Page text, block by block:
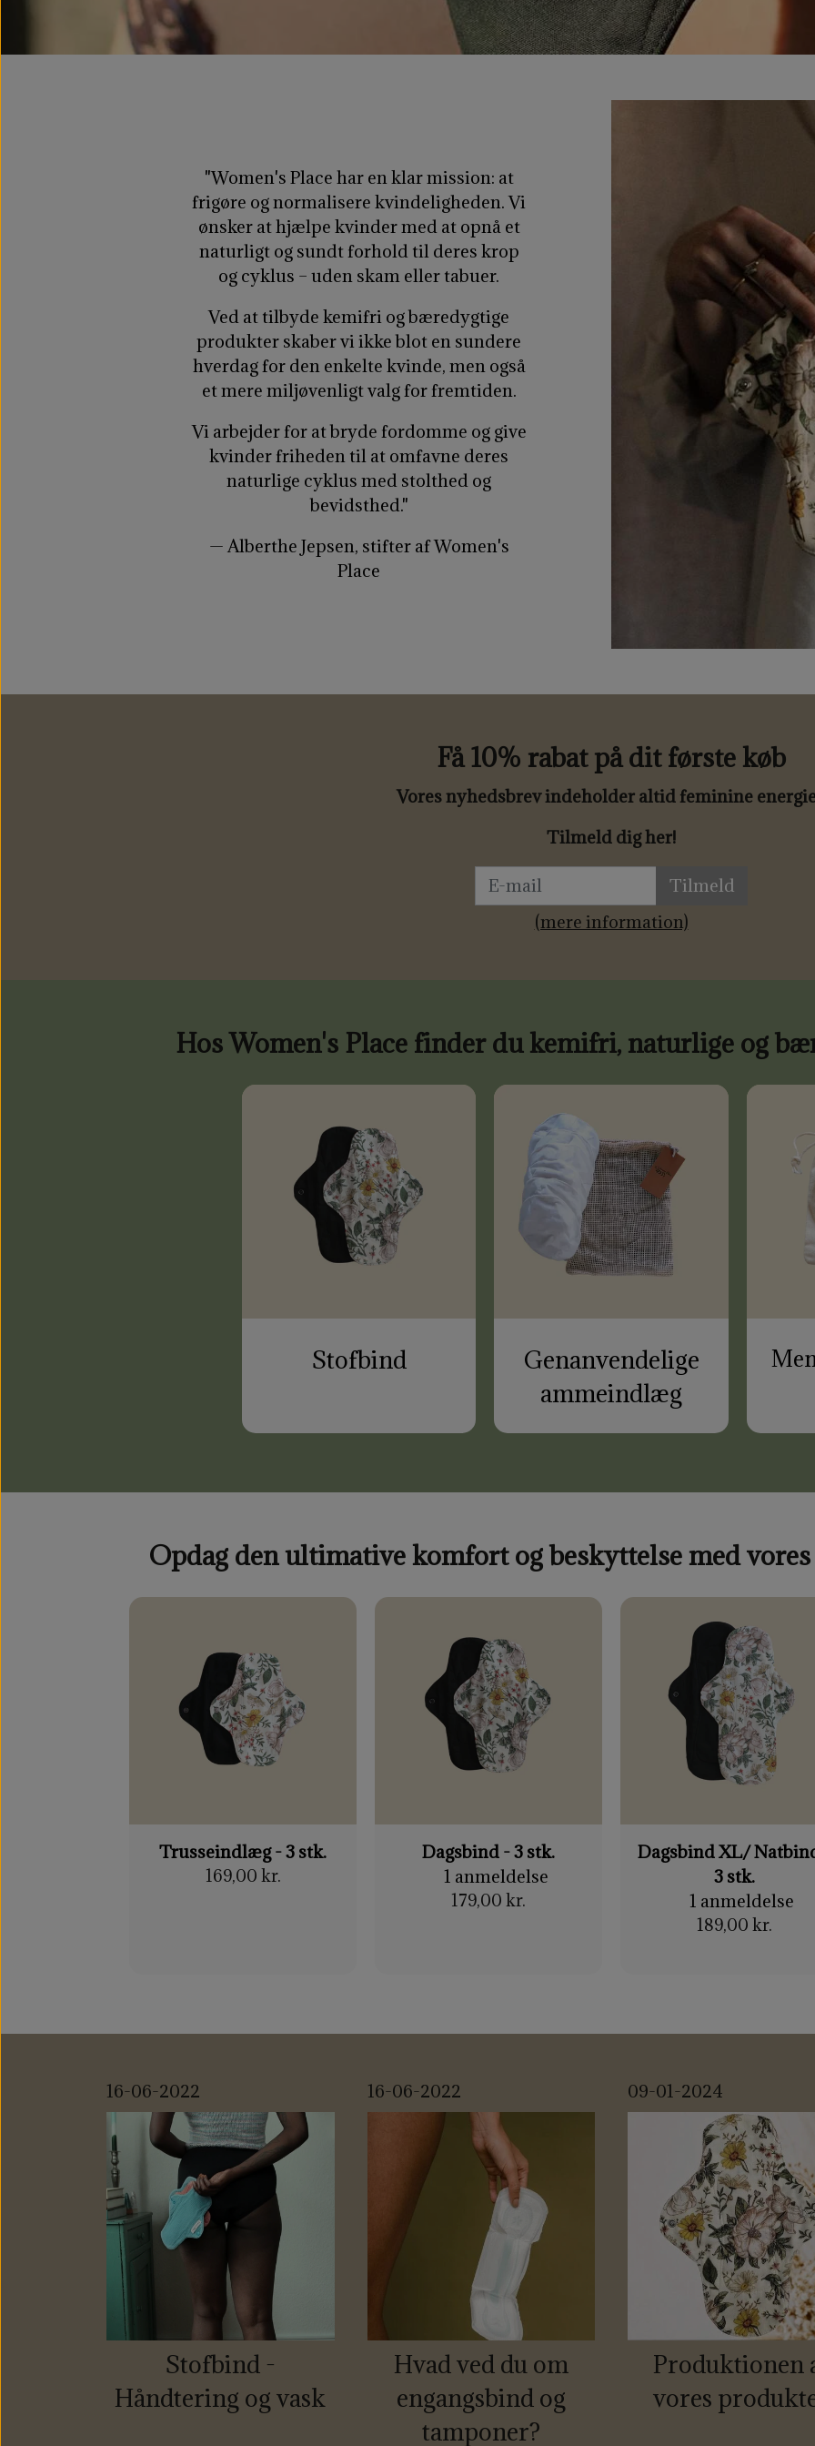
"Women's Place har en klar mission: at
frigøre og normalisere kvindeligheden. Vi
ønsker at hjælpe kvinder med at opnå et
naturligt og sundt forhold til deres krop
og cyklus – uden skam eller tabuer.
Ved at tilbyde kemifri og bæredygtige
produkter skaber vi ikke blot en sundere
hverdag for den enkelte kvinde, men også
et mere miljøvenligt valg for fremtiden.
Vi arbejder for at bryde fordomme og give
kvinder friheden til at omfavne deres
naturlige cyklus med stolthed og
bevidsthed."
— Alberthe Jepsen, stifter af Women's
Place
Få 10% rabat på dit første køb
Vores nyhedsbrev indeholder altid feminine
Tilmeld dig her!
Tilmeld
(mere information)
Hos Women's Place finder du kemifri, naturlige og
Stofbind
Genanvendelige
ammeindlæg
Opdag den ultimative komfort og beskyttelse med
Trusseindlæg - 3 stk.
169,00 kr.
Dagsbind - 3 stk.
1 anmeldelse
179,00 kr.
Dagsbind XL/
3 stk.
1 anmeldelse
189,00 kr.
16-06-2022
Stofbind -
Håndtering og vask
16-06-2022
Hvad ved du om
engangsbind og
tamponer?
09-01-2024
Produktionen
vores